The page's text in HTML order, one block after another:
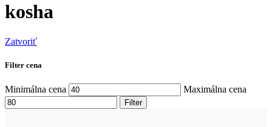
kosha
Zatvoriť
Filter cena
Minimálna cena Maximálna cena
Filter